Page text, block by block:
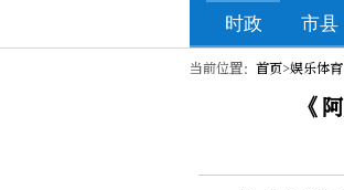
当前位置： 首页>娱乐体育
《